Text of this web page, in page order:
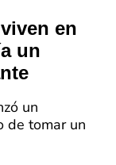
en
un
un
de tomar un